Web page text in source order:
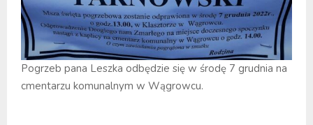
Pogrzeb pana Leszka odbędzie się w środę 7 grudnia na
cmentarzu komunalnym w Wągrowcu.